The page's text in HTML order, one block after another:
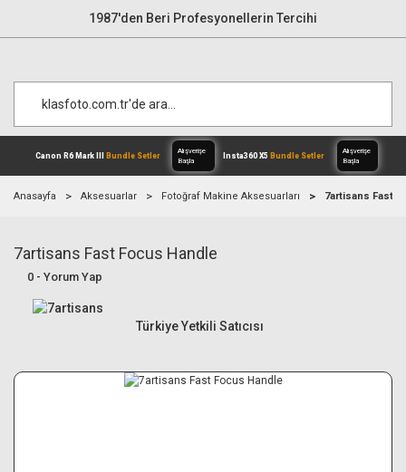
1987'den Beri Profesyonellerin Tercihi
Canon R6 Mark IIIBundle Setler
Anasayfa Aksesuarlar Fotoğraf Makine Aksesuarları 7artisans Fast
7artisans Fast Focus Handle
0 - Yorum Yap
Türkiye Yetkili Satıcısı